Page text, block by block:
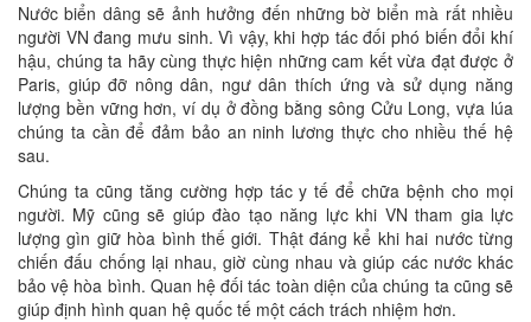
Nước biển dâng sẽ ảnh hưởng đến những bờ biển mà rất nhiều
người VN đang mưu sinh. Vì vậy, khi hợp tác đối phó biến đổi khí
hậu, chúng ta hãy cùng thực hiện những cam kết vừa đạt được ở
Paris, giúp đỡ nông dân, ngư dân thích ứng và sử dụng năng
lượng bền vững hơn, ví dụ ở đồng bằng sông Cửu Long, vựa lúa
chúng ta cần để đảm bảo an ninh lương thực cho nhiều thế hệ
sau.
Chúng ta cũng tăng cường hợp tác y tế để chữa bệnh cho mọi
người. Mỹ cũng sẽ giúp đào tạo năng lực khi VN tham gia lực
lượng gìn giữ hòa bình thế giới. Thật đáng kể khi hai nước từng
chiến đấu chống lại nhau, giờ cùng nhau và giúp các nước khác
bảo vệ hòa bình. Quan hệ đối tác toàn diện của chúng ta cũng sẽ
giúp định hình quan hệ quốc tế một cách trách nhiệm hơn.